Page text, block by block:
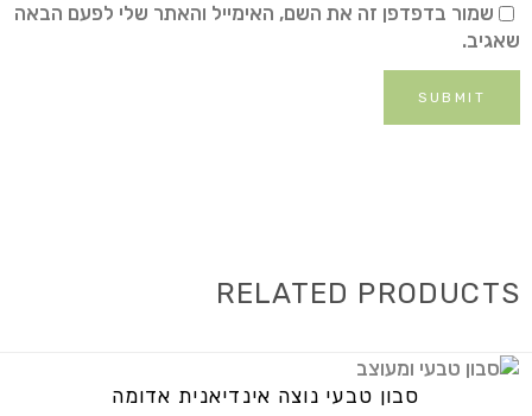
שמור בדפדפן זה את השם, האימייל והאתר שלי לפעם הבאה
שאגיב.
RELATED PRODUCTS
סבון טבעי נוצה אינדיאנית אדומה